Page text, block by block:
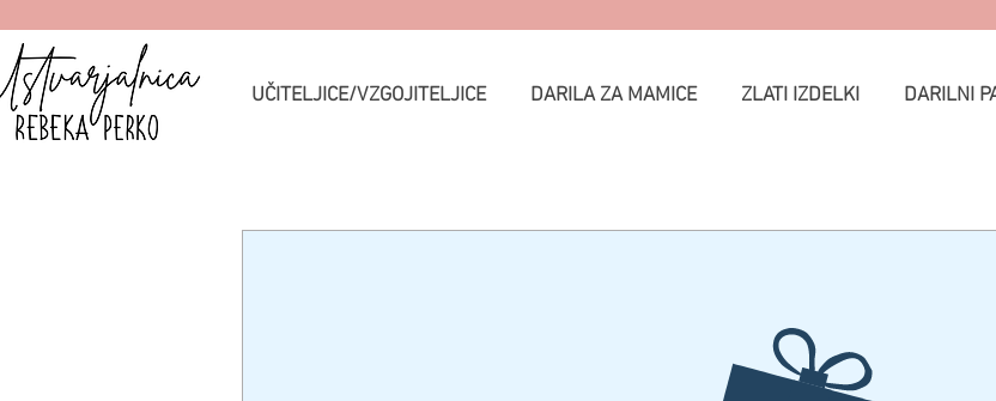
UČITELJICE/VZGOJITELJICE DARILA ZA MAMICE ZLATI IZDELKI DARILNI